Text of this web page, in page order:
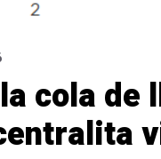
cola de